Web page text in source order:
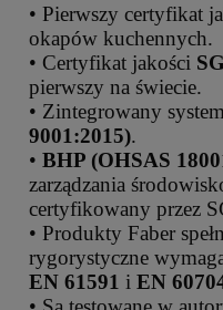
• Pierwszy certyfikat
okapów kuchennych.
• Certyfikat jakości
pierwszy na świecie.
• Zintegrowany
9001:2015).
• BHP (OHSAS
zarządzania
certyfikowany przez
• Produkty Faber
rygorystyczne
EN 61591 i EN